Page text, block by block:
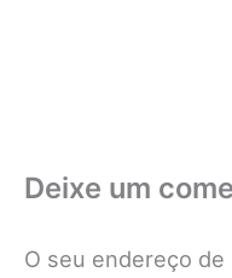
Deixe um
O seu endereço